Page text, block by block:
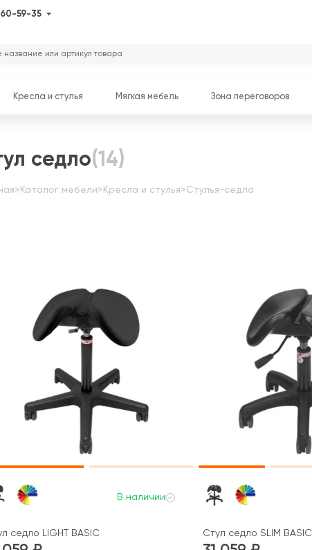
59-35
Кресла и стулья Мягкая мебель Зона переговоров
седло(14)
> Каталог мебели> Кресла и стулья>Стулья-седла
В наличии
седло LIGHT BASIC Стул седло SLIM BASIC